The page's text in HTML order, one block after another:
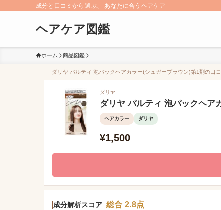
成分と口コミから選ぶ、 あなたに合うヘアケア
ヘアケア図鑑
ホーム 商品図鑑
ダリヤ パルティ 泡パックヘアカラー(シュガーブラウン)第1剤の口
ダリヤ
ダリヤ パルティ 泡パックヘア
ヘアカラー ダリヤ
¥1,500
成分解析スコア 総合 2.8点